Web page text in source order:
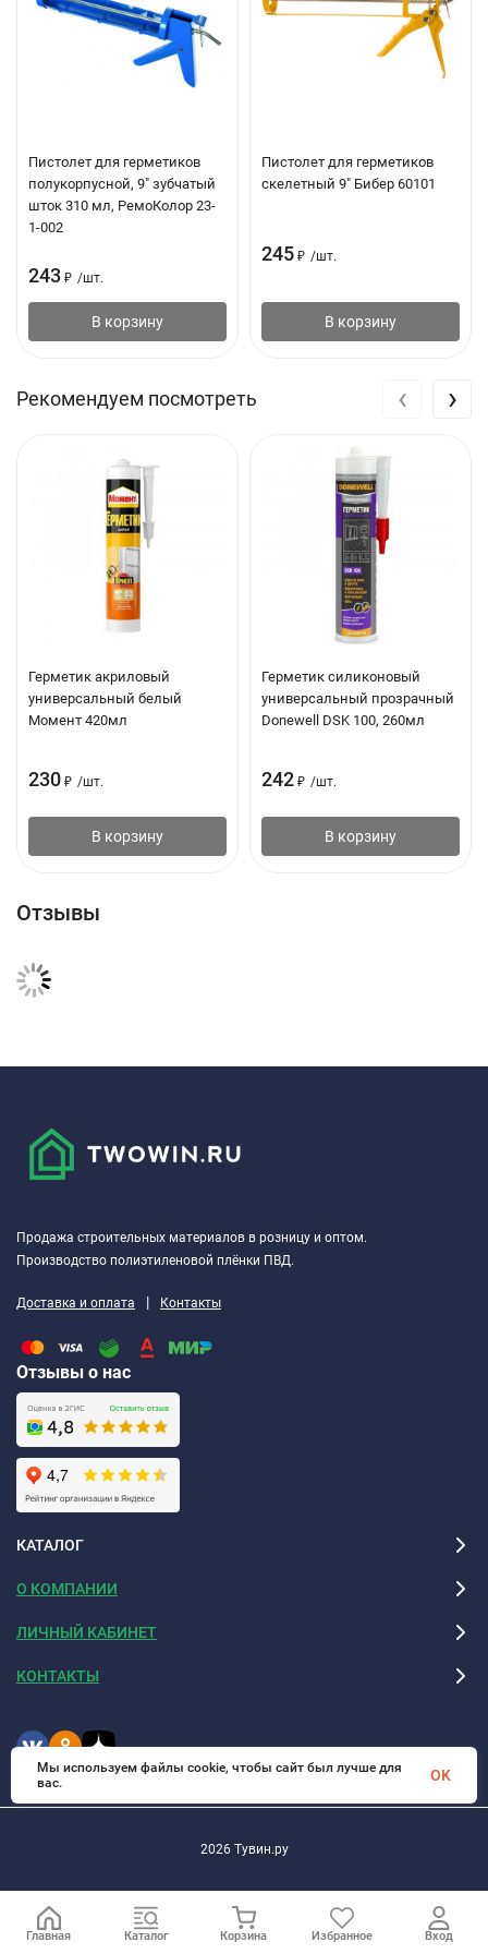
Уплотнение соединительных швов между оконными
рамами, дверными коробками и кирпичной кладкой
Герметизация швов между кирпичом, бетоном, древесиной
Основа: водно-акриловая дисперсия
Время образования пленки: 10–15 мин при температуре
Время отверждения: 1 мм/сутки при температуре 23°C /
50% отн. влажности
Деформационная подвижность: ±7.5%
Срок годности: 12 месяцев
Соответствует требованиям ISO 11600 стандарт F типа, 7,5
класс Герметики.
Количество в упаковке 12 шт.
Пистолет для герметиков
полукорпусной, 9" зубчатый
шток 310 мл, РемоКолор 23-
1-002
243 ₽ /шт.
В корзину
Пистолет для герметиков
скелетный 9" Бибер 60101
245 ₽ /шт.
В корзину
Рекомендуем посмотреть
Герметик акриловый
универсальный белый
Момент 420мл
230 ₽ /шт.
В корзину
Герметик силиконовый
универсальный прозрачный
Donewell DSK 100, 260мл
242 ₽ /шт.
В корзину
‹ ›
Отзывы
Продажа строительных материалов в розницу и оптом.
Производство полиэтиленовой плёнки ПВД.
Доставка и оплата | Контакты
Отзывы о нас
КАТАЛОГ
О КОМПАНИИ
ЛИЧНЫЙ КАБИНЕТ
КОНТАКТЫ
2026 Тувин.ру
Главная Каталог Корзина Избранное Вход
Мы используем файлы cookie, чтобы сайт был лучше для
вас.
OK